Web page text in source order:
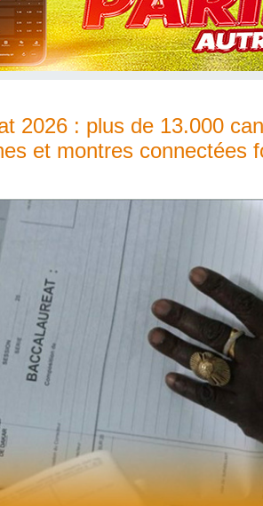
2026 : plus de 13.000
et montres connectées